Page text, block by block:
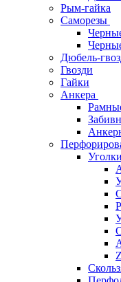
Рым-гайка
Саморезы
Дюбель-
Гвозди
Гайки
Анкера
Уголки